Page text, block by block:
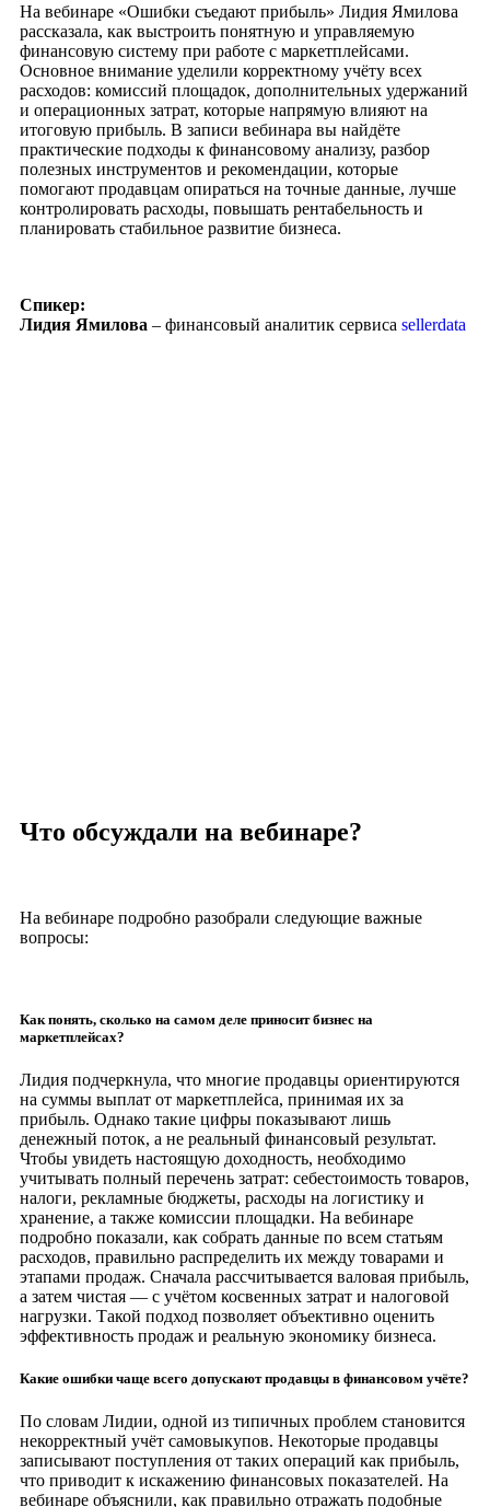
На вебинаре «Ошибки съедают прибыль» Лидия Ямилова
рассказала, как выстроить понятную и управляемую
финансовую систему при работе с маркетплейсами.
Основное внимание уделили корректному учёту всех
расходов: комиссий площадок, дополнительных удержаний
и операционных затрат, которые напрямую влияют на
итоговую прибыль. В записи вебинара вы найдёте
практические подходы к финансовому анализу, разбор
полезных инструментов и рекомендации, которые
помогают продавцам опираться на точные данные, лучше
контролировать расходы, повышать рентабельность и
планировать стабильное развитие бизнеса.
Спикер:
Лидия Ямилова – финансовый аналитик сервиса sellerdata
Что обсуждали на вебинаре?
На вебинаре подробно разобрали следующие важные
вопросы:
Как понять, сколько на самом деле приносит бизнес на
маркетплейсах?
Лидия подчеркнула, что многие продавцы ориентируются
на суммы выплат от маркетплейса, принимая их за
прибыль. Однако такие цифры показывают лишь
денежный поток, а не реальный финансовый результат.
Чтобы увидеть настоящую доходность, необходимо
учитывать полный перечень затрат: себестоимость товаров,
налоги, рекламные бюджеты, расходы на логистику и
хранение, а также комиссии площадки. На вебинаре
подробно показали, как собрать данные по всем статьям
расходов, правильно распределить их между товарами и
этапами продаж. Сначала рассчитывается валовая прибыль,
а затем чистая — с учётом косвенных затрат и налоговой
нагрузки. Такой подход позволяет объективно оценить
эффективность продаж и реальную экономику бизнеса.
Какие ошибки чаще всего допускают продавцы в финансовом учёте?
По словам Лидии, одной из типичных проблем становится
некорректный учёт самовыкупов. Некоторые продавцы
записывают поступления от таких операций как прибыль,
что приводит к искажению финансовых показателей. На
вебинаре объяснили, как правильно отражать подобные